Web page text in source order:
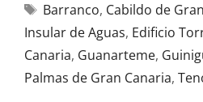
Barranco, Cabildo de
Insular de Aguas, Edificio
Canaria, Guanarteme,
Palmas de Gran Canaria,